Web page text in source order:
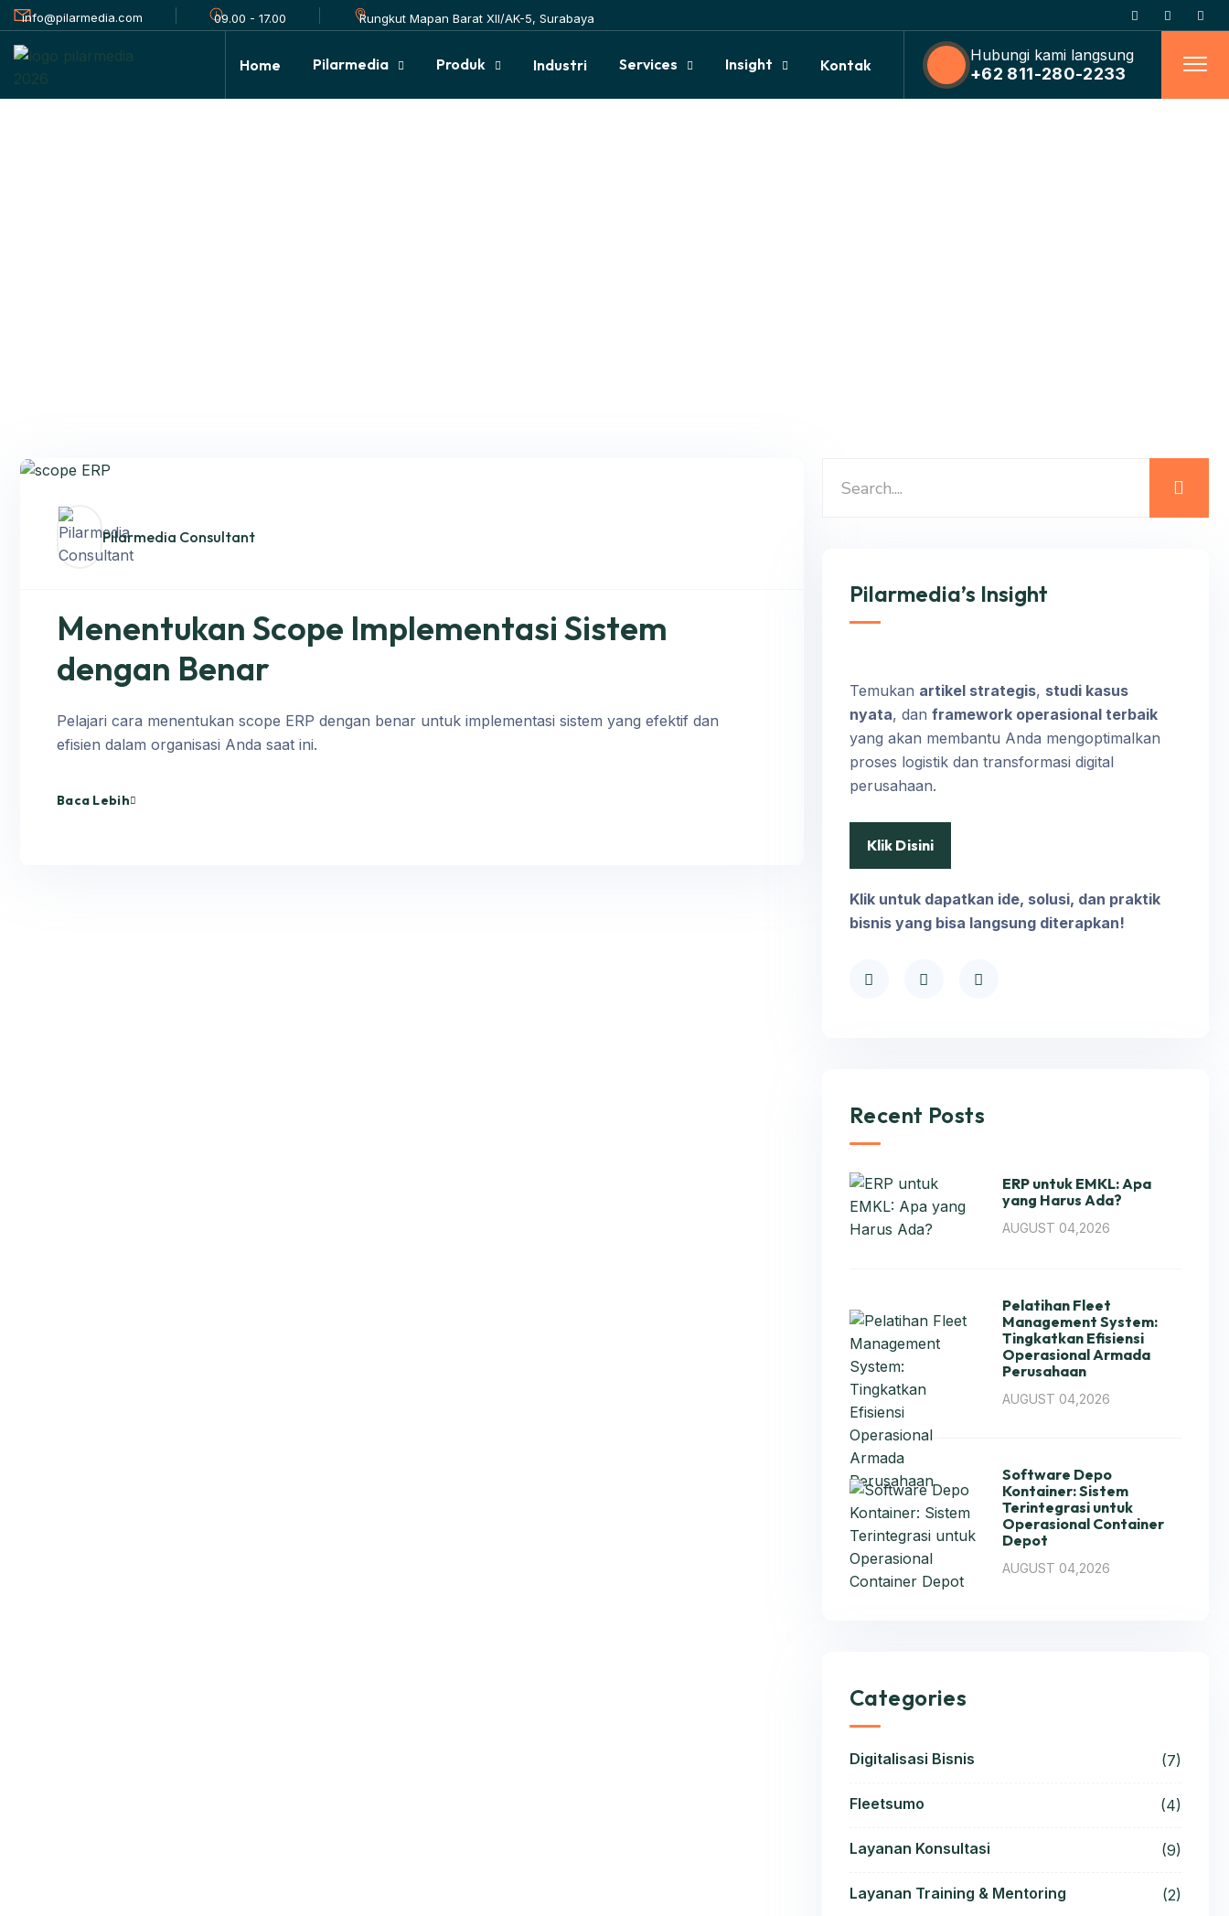
info@pilarmedia.com 09.00 - 17.00 Rungkut Mapan Barat XII/AK-5, Surabaya
Home Pilarmedia Produk Industri Services Insight Kontak
Hubungi kami langsung
+62 811-280-2233
Pilarmedia Consultant
Menentukan Scope Implementasi Sistem
dengan Benar
Pelajari cara menentukan scope ERP dengan benar untuk implementasi sistem yang efektif dan
efisien dalam organisasi Anda saat ini.
Baca Lebih
Pilarmedia’s Insight
Temukan artikel strategis, studi kasus
nyata, dan framework operasional terbaik
yang akan membantu Anda mengoptimalkan
proses logistik dan transformasi digital
perusahaan.
Klik Disini
Klik untuk dapatkan ide, solusi, dan praktik
bisnis yang bisa langsung diterapkan!
Recent Posts
ERP untuk EMKL: Apa
yang Harus Ada?
AUGUST 04,2026
Pelatihan Fleet
Management System:
Tingkatkan Efisiensi
Operasional Armada
Perusahaan
AUGUST 04,2026
Software Depo
Kontainer: Sistem
Terintegrasi untuk
Operasional Container
Depot
AUGUST 04,2026
Categories
Digitalisasi Bisnis (7)
Fleetsumo (4)
Layanan Konsultasi (9)
Layanan Training & Mentoring (2)